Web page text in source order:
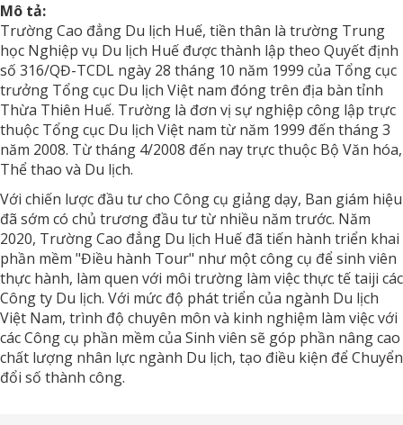
Mô tả:
Trường Cao đẳng Du lịch Huế, tiền thân là trường Trung
học Nghiệp vụ Du lịch Huế được thành lập theo Quyết định
số 316/QĐ-TCDL ngày 28 tháng 10 năm 1999 của Tổng cục
trưởng Tổng cục Du lịch Việt nam đóng trên địa bàn tỉnh
Thừa Thiên Huế. Trường là đơn vị sự nghiệp công lập trực
thuộc Tổng cục Du lịch Việt nam từ năm 1999 đến tháng 3
năm 2008. Từ tháng 4/2008 đến nay trực thuộc Bộ Văn hóa,
Thể thao và Du lịch.
Với chiến lược đầu tư cho Công cụ giảng dạy, Ban giám hiệu
đã sớm có chủ trương đầu tư từ nhiều năm trước. Năm
2020, Trường Cao đẳng Du lịch Huế đã tiến hành triển khai
phần mềm "Điều hành Tour" như một công cụ để sinh viên
thực hành, làm quen với môi trường làm việc thực tế taiji các
Công ty Du lịch. Với mức độ phát triển của ngành Du lịch
Việt Nam, trình độ chuyên môn và kinh nghiệm làm việc với
các Công cụ phần mềm của Sinh viên sẽ góp phần nâng cao
chất lượng nhân lực ngành Du lịch, tạo điều kiện để Chuyển
đổi số thành công.